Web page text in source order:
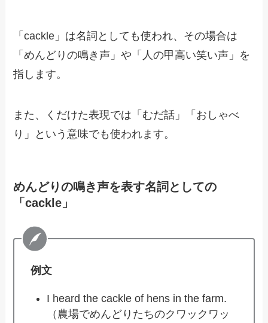
「cackle」は名詞としても使われ、その場合は
「めんどりの鳴き声」や「人の甲高い笑い声」を
指します。
また、くだけた表現では「むだ話」「おしゃべ
り」という意味でも使われます。
めんどりの鳴き声を表す名詞としての
「cackle」
例文
I heard the cackle of hens in the farm.
（農場でめんどりたちのクワックワッ